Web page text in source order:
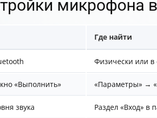
микрофона
Где найти
Физически или в
«Выполнить» «Параметры» →
звука Раздел «Вход» в